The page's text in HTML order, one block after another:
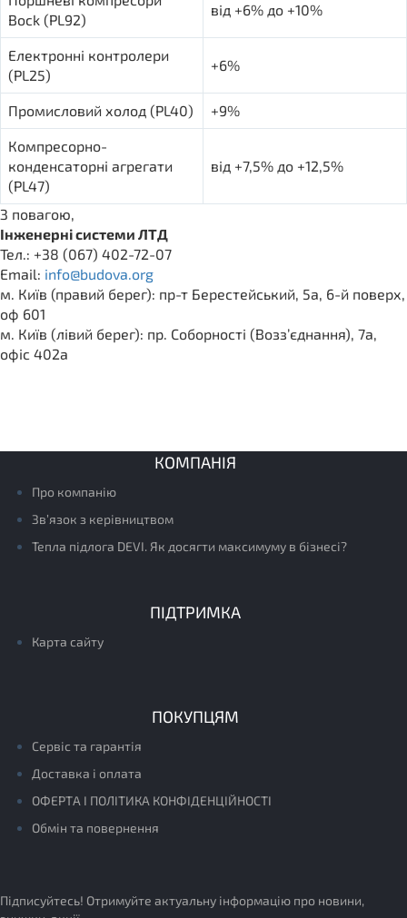
Bock (PL92)
від +6% до +10%
Електронні контролери
(PL25)
+6%
Промисловий холод (PL40) +9%
Компресорно-
конденсаторні агрегати
(PL47)
від +7,5% до +12,5%
З повагою,
Інженерні системи ЛТД
Тел.: +38 (067) 402-72-07
Email: info@budova.org
м. Київ (правий берег): пр-т Берестейський, 5а, 6-й поверх,
оф 601
м. Київ (лівий берег): пр. Соборності (Возз’єднання), 7а,
офіс 402а
КОМПАНІЯ
Про компанію
Зв’язок з керівництвом
Тепла підлога DEVI. Як досягти максимуму в бізнесі?
ПІДТРИМКА
Карта сайту
ПОКУПЦЯМ
Сервіс та гарантія
Доставка і оплата
ОФЕРТА І ПОЛІТИКА КОНФІДЕНЦІЙНОСТІ
Обмін та повернення
Підписуйтесь! Отримуйте актуальну інформацію про новини,